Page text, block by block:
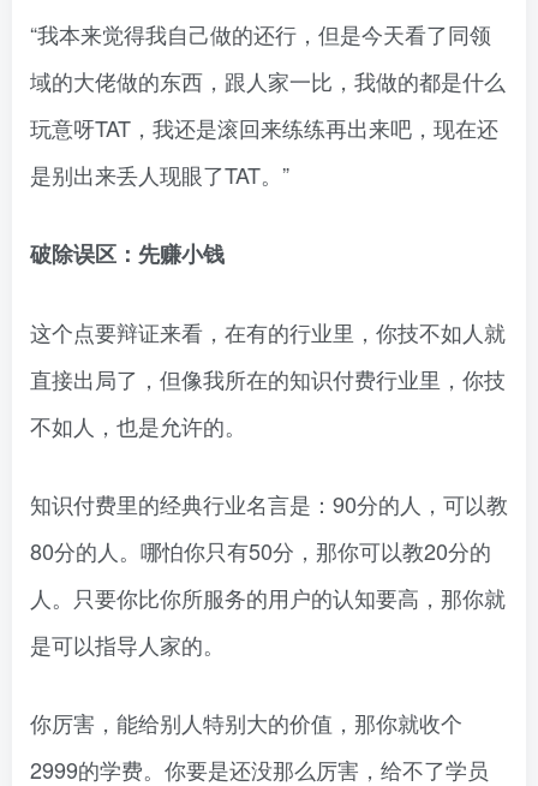
“我本来觉得我自己做的还行，但是今天看了同领
域的大佬做的东西，跟人家一比，我做的都是什么
玩意呀TAT，我还是滚回来练练再出来吧，现在还
是别出来丢人现眼了TAT。”
破除误区：先赚小钱
这个点要辩证来看，在有的行业里，你技不如人就
直接出局了，但像我所在的知识付费行业里，你技
不如人，也是允许的。
知识付费里的经典行业名言是：90分的人，可以教
80分的人。哪怕你只有50分，那你可以教20分的
人。只要你比你所服务的用户的认知要高，那你就
是可以指导人家的。
你厉害，能给别人特别大的价值，那你就收个
2999的学费。你要是还没那么厉害，给不了学员